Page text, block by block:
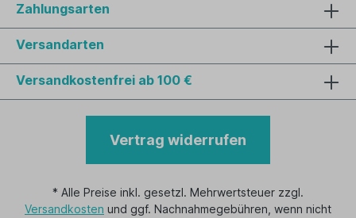
Zahlungsarten
Versandarten
Versandkostenfrei ab 100 €
Vertrag widerrufen
* Alle Preise inkl. gesetzl. Mehrwertsteuer zzgl.
Versandkosten und ggf. Nachnahmegebühren, wenn nicht